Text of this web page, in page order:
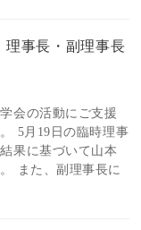
事長・副理事長
会の活動にご支援
5月19日の臨時理事
果に基づいて山本
また、副理事長に